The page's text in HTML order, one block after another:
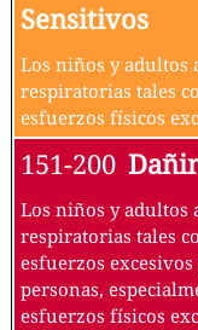
Sensitivos
Los niños y adultos
respiratorias tales
esfuerzos físicos
151-200
Los niños y adultos
respiratorias tales
esfuerzos
personas,
esfuerzos físicos